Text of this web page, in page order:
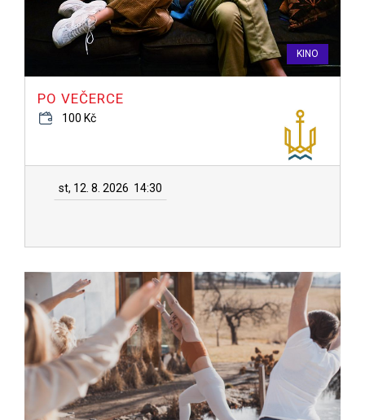
KINO
PO VEČERCE
100 Kč
st, 12. 8. 2026 14:30